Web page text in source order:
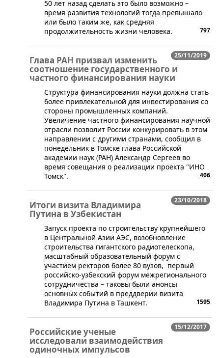
50 лет назад сделать это было возможно –
время развития технологий тогда превышало
или было таким же, как средняя
продолжительность жизни человека.
797
25/11/2019
Глава РАН призвал изменить
соотношение государственного и
частного финансирования науки
​Структура финансирования науки должна стать
более привлекательной для инвестирования со
стороны промышленных компаний.
Увеличение частного финансирования научной
отрасли позволит России конкурировать в этом
направлении с другими странами, сообщил в
понедельник в Томске глава Российской
академии наук (РАН) Александр Сергеев во
время совещания о реализации проекта "ИНО
Томск".
406
23/10/2018
Итоги визита Владимира
Путина в Узбекистан
​Запуск проекта по строительству крупнейшего
в Центральной Азии АЭС, возобновление
строительства гигантского радиотелескопа,
масштабный образовательный форум с
участием ректоров более 80 вузов, первый
российско-узбекский форум межрегионального
сотрудничества – таковы были анонсы
основных событий в преддверии визита
Владимира Путина в Ташкент.
1595
15/12/2017
Российские ученые
исследовали взаимодействия
одиночных импульсов